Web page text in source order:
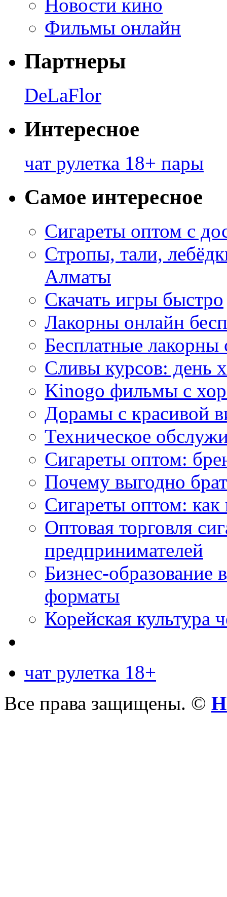
Новости кино
Фильмы онлайн
Партнеры
DeLaFlor
Интересное
чат рулетка 18+ пары
Самое интересное
Сигареты оптом с
Стропы, тали,
Алматы
Скачать игры быстро
Лакорны онлайн
Бесплатные лакорны
Сливы курсов: день
Kinogo фильмы с
Дорамы с красивой
Техническое
Сигареты оптом:
Почему выгодно
Сигареты оптом: как
Оптовая торговля
предпринимателей
Бизнес-образование
форматы
Корейская культура
чат рулетка 18+
Все права защищены. ©